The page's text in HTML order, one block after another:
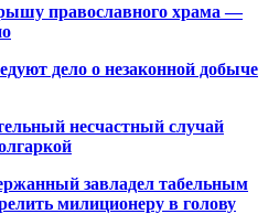
православного храма —
дело о незаконной добыче
несчастный случай
завладел табельным
милиционеру в голову